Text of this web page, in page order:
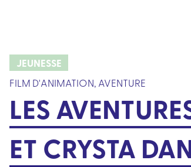
JEUNESSE
FILM D'ANIMATION, AVENTURE
LES
ET CRYSTA